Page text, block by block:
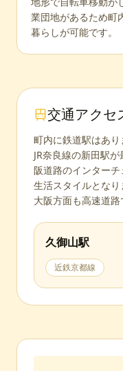
業団地があるため町
暮らしが可能です。
交通アクセ
町内に鉄道駅はあ
JR奈良線の新田駅
阪道路のインター
生活スタイルとなり
大阪方面も高速道路
久御山駅
近鉄京都線